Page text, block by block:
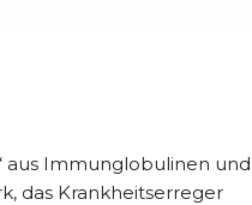
aus Immunglobulinen und
das Krankheitserreger